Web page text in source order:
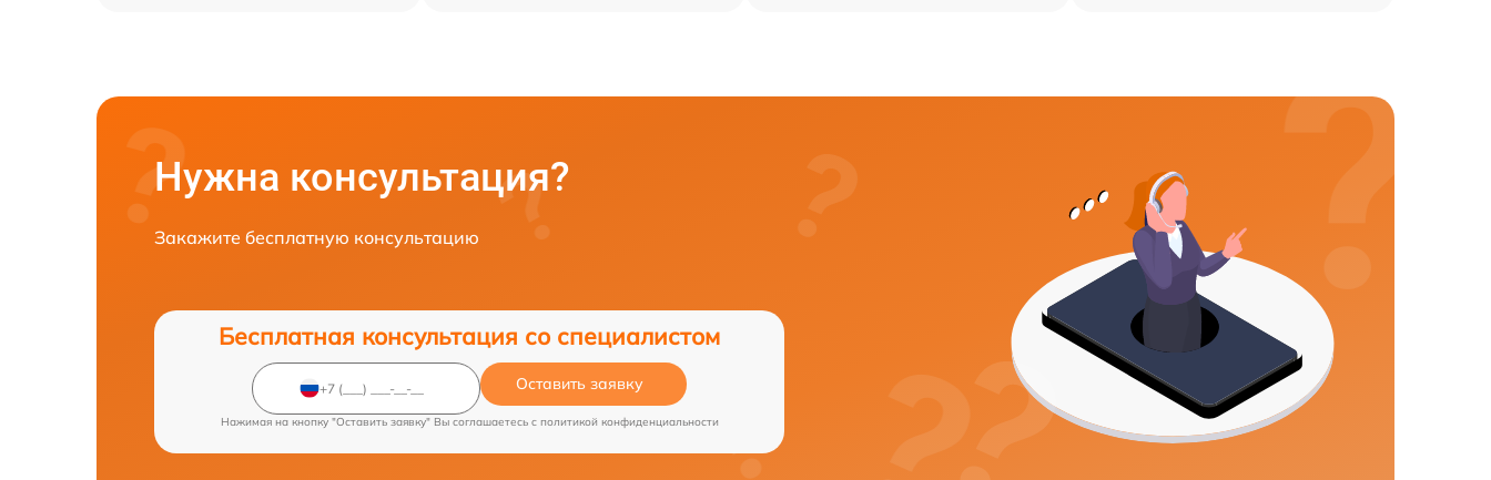
Нужна консультация?
Закажите бесплатную консультацию
Бесплатная консультация со специалистом
Оставить заявку
Нажимая на кнопку "Оставить заявку" Вы соглашаетесь c политикой конфиденциальности